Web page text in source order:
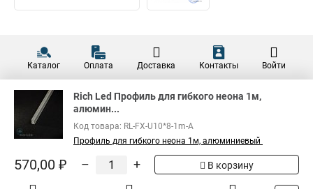
Каталог Оплата Доставка Контакты Войти
Rich Led Профиль для гибкого неона 1м,
алюмин...
Код товара: RL-FX-U10*8-1m-A
Профиль для гибкого неона 1м, алюминиевый
570,00 ₽ – + В корзину